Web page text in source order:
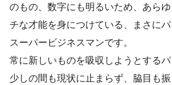
のもの、数字にも明るいため、あら
チな才能を身につけている、まさに
スーパービジネスマンです。
常に新しいものを吸収しようとする
少しの間も現状に止まらず、脇目も